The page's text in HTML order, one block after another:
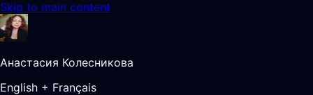
Skip to main content
Анастасия Колесникова
English + Français